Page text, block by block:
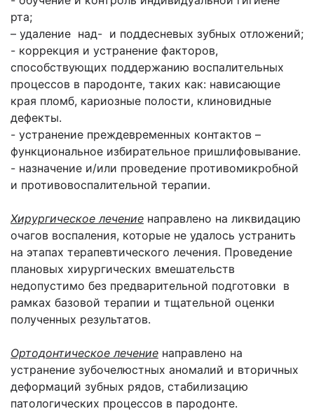
рта;
– удаление над- и поддесневых зубных отложений;
- коррекция и устранение факторов,
способствующих поддержанию воспалительных
процессов в пародонте, таких как: нависающие
края пломб, кариозные полости, клиновидные
дефекты.
- устранение преждевременных контактов –
функциональное избирательное пришлифовывание.
- назначение и/или проведение противомикробной
и противовоспалительной терапии.
Хирургическое лечение направлено на ликвидацию
очагов воспаления, которые не удалось устранить
на этапах терапевтического лечения. Проведение
плановых хирургических вмешательств
недопустимо без предварительной подготовки в
рамках базовой терапии и тщательной оценки
полученных результатов.
Ортодонтическое лечение направлено на
устранение зубочелюстных аномалий и вторичных
деформаций зубных рядов, стабилизацию
патологических процессов в пародонте.